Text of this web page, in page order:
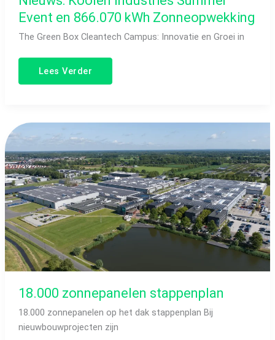
Event en 866.070 kWh Zonneopwekking
The Green Box Cleantech Campus: Innovatie en Groei in
Lees Verder
18.000 zonnepanelen stappenplan
18.000 zonnepanelen op het dak stappenplan Bij
nieuwbouwprojecten zijn
18.000
zonnepanelen
stappenplan